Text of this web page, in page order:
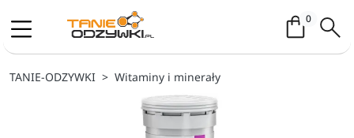
0Koszyk /
TANIE-ODZYWKI Witaminy i minerały